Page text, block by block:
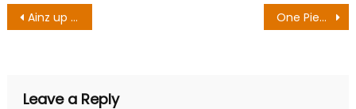
Post
Ainz up plan to hủy bỏ One Piece Chương 1060 Spoiler: Giấc mơ của Luffy!
Leave a Reply